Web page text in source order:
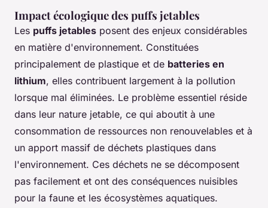
Impact écologique des puffs jetables
Les puffs jetables posent des enjeux considérables
en matière d'environnement. Constituées
principalement de plastique et de batteries en
lithium, elles contribuent largement à la pollution
lorsque mal éliminées. Le problème essentiel réside
dans leur nature jetable, ce qui aboutit à une
consommation de ressources non renouvelables et à
un apport massif de déchets plastiques dans
l'environnement. Ces déchets ne se décomposent
pas facilement et ont des conséquences nuisibles
pour la faune et les écosystèmes aquatiques.